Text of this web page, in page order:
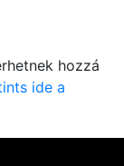
hozzá
ide a